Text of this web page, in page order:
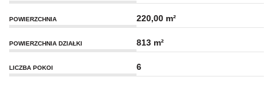
POWIERZCHNIA 220,00 m²
POWIERZCHNIA DZIAŁKI 813 m²
LICZBA POKOI 6